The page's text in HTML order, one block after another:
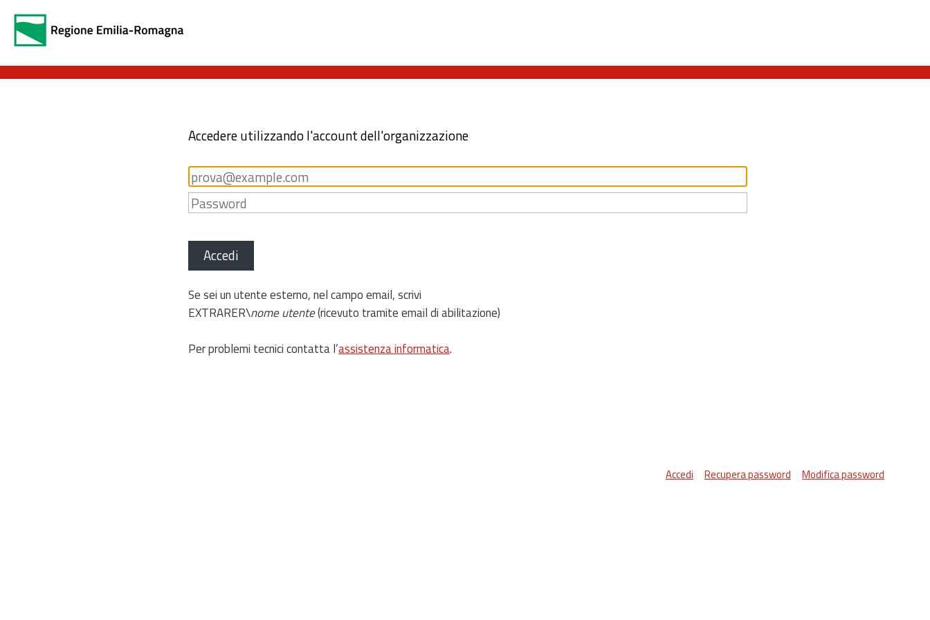
Accedere utilizzando l'account dell'organizzazione
Accedi
Se sei un utente esterno, nel campo email, scrivi
EXTRARER\nome utente(ricevuto tramite email di abilitazione)
Per problemi tecnici contatta l’assistenza informatica.
Accedi Recupera password Modifica password